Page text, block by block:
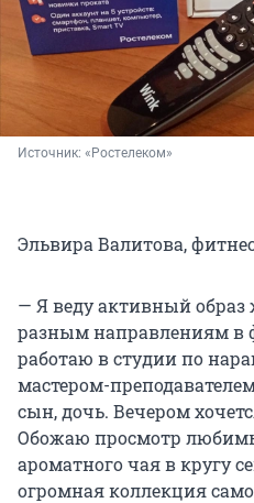
Источник: «Ростелеком»
Эльвира Валитова,
— Я веду активный
разным направлениям в
работаю в студии по
мастером-
сын, дочь. Вечером
Обожаю просмотр
ароматного чая в кругу
огромная коллекция